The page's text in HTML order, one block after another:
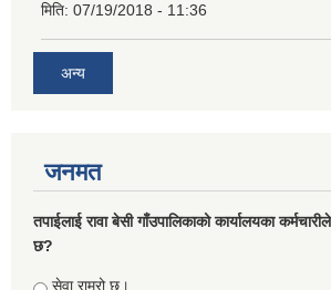
मिति: 07/19/2018 - 11:36
अन्य
जनमत
तपाईलाई रावा बेसी गाँउपालिकाको कार्यालयका
छ?
Choices
सेवा राम्रो छ।